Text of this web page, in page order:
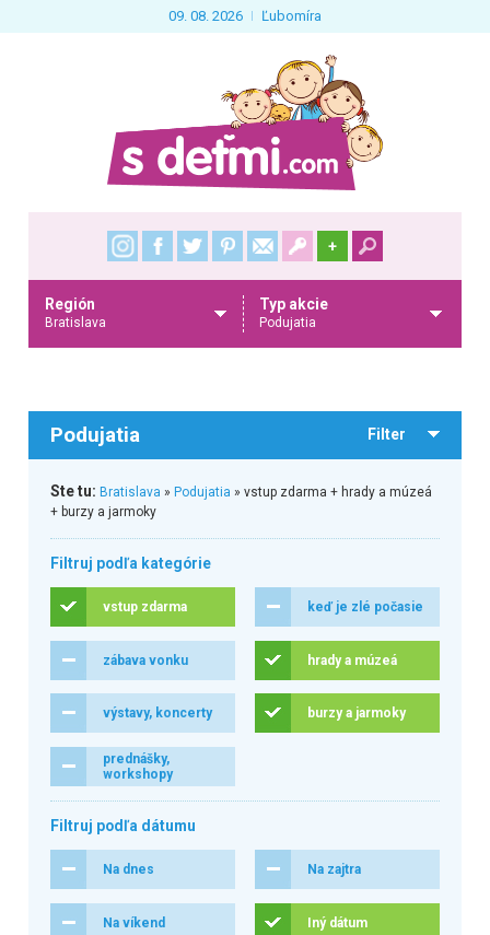
09. 08. 2026 Ľubomíra
+
Región
Bratislava
Typ akcie
Podujatia
Podujatia Filter
Ste tu: Bratislava » Podujatia » vstup zdarma + hrady a múzeá
+ burzy a jarmoky
Filtruj podľa kategórie
vstup zdarma keď je zlé počasie
zábava vonku hrady a múzeá
výstavy, koncerty burzy a jarmoky
prednášky,
workshopy
Filtruj podľa dátumu
Na dnes Na zajtra
Na víkend Iný dátum